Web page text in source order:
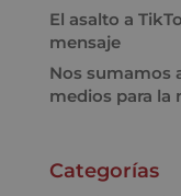
El asalto a
mensaje
Nos sumamos
medios para la
Categorías